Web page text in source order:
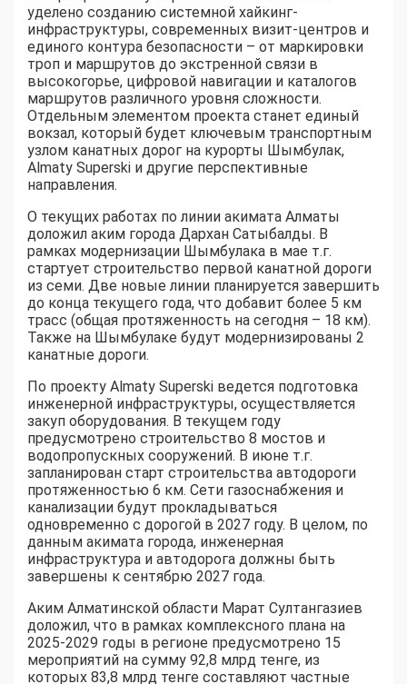
уделено созданию системной хайкинг-
инфраструктуры, современных визит-центров и
единого контура безопасности – от маркировки
троп и маршрутов до экстренной связи в
высокогорье, цифровой навигации и каталогов
маршрутов различного уровня сложности.
Отдельным элементом проекта станет единый
вокзал, который будет ключевым транспортным
узлом канатных дорог на курорты Шымбулак,
Almaty Superski и другие перспективные
направления.
О текущих работах по линии акимата Алматы
доложил аким города Дархан Сатыбалды. В
рамках модернизации Шымбулака в мае т.г.
стартует строительство первой канатной дороги
из семи. Две новые линии планируется завершить
до конца текущего года, что добавит более 5 км
трасс (общая протяженность на сегодня – 18 км).
Также на Шымбулаке будут модернизированы 2
канатные дороги.
По проекту Almaty Superski ведется подготовка
инженерной инфраструктуры, осуществляется
закуп оборудования. В текущем году
предусмотрено строительство 8 мостов и
водопропускных сооружений. В июне т.г.
запланирован старт строительства автодороги
протяженностью 6 км. Сети газоснабжения и
канализации будут прокладываться
одновременно с дорогой в 2027 году. В целом, по
данным акимата города, инженерная
инфраструктура и автодорога должны быть
завершены к сентябрю 2027 года.
Аким Алматинской области Марат Султангазиев
доложил, что в рамках комплексного плана на
2025-2029 годы в регионе предусмотрено 15
мероприятий на сумму 92,8 млрд тенге, из
которых 83,8 млрд тенге составляют частные